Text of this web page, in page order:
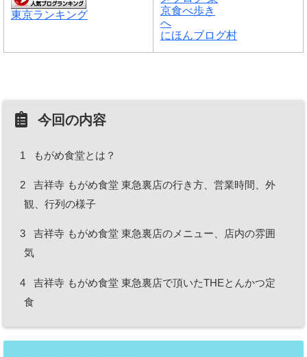
東京ランキング
にほんブログ村
今回の内容
1 もがめ食堂とは？
2
吉祥寺 もがめ食堂 東急裏店の行き方、営業時間、外
観、行列の様子
3
吉祥寺 もがめ食堂 東急裏店のメニュー、店内の雰囲
気
4
吉祥寺 もがめ食堂 東急裏店で頂いたTHEとんかつ定
食